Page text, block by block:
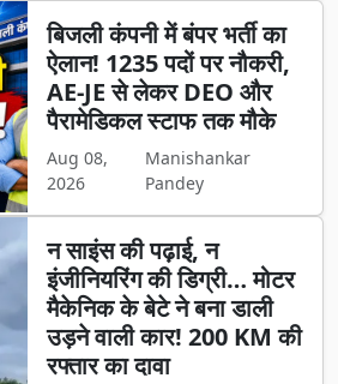
बिजली कंपनी में बंपर भर्ती का
ऐलान! 1235 पदों पर नौकरी,
AE-JE से लेकर DEO और
पैरामेडिकल स्टाफ तक मौके
Aug 08,
2026
Manishankar
Pandey
न साइंस की पढ़ाई, न
इंजीनियरिंग की डिग्री… मोटर
मैकेनिक के बेटे ने बना डाली
उड़ने वाली कार! 200 KM की
रफ्तार का दावा